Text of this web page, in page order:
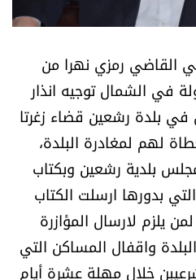
القاضي رمزي نهرا من
في الشمال توجيه انذار
في بلدة رشعين قضاء زغرتا
لهم لمغادرة البلدة،
بلدية رشعين وبكتاب
بدورها ارسلت الكتاب
يلزم لارسال المؤازرة
واقفال المساكن التي
خلال مهلة عشرة أيام